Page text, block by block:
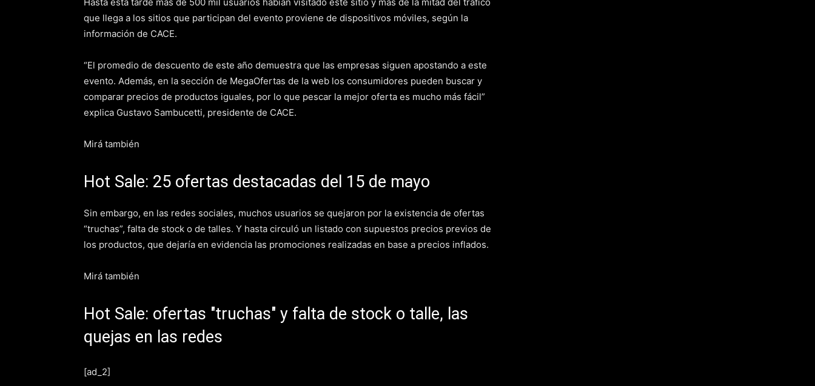
que llega a los sitios que participan del evento proviene de dispositivos móviles, según la
información de CACE.
“El promedio de descuento de este año demuestra que las empresas siguen apostando a este
evento. Además, en la sección de MegaOfertas de la web los consumidores pueden buscar y
comparar precios de productos iguales, por lo que pescar la mejor oferta es mucho más fácil”
explica Gustavo Sambucetti, presidente de CACE.
Mirá también
Hot Sale: 25 ofertas destacadas del 15 de mayo
Sin embargo, en las redes sociales, muchos usuarios se quejaron por la existencia de ofertas
“truchas”, falta de stock o de talles. Y hasta circuló un listado con supuestos precios previos de
los productos, que dejaría en evidencia las promociones realizadas en base a precios inflados.
Mirá también
Hot Sale: ofertas "truchas" y falta de stock o talle, las
quejas en las redes
[ad_2]